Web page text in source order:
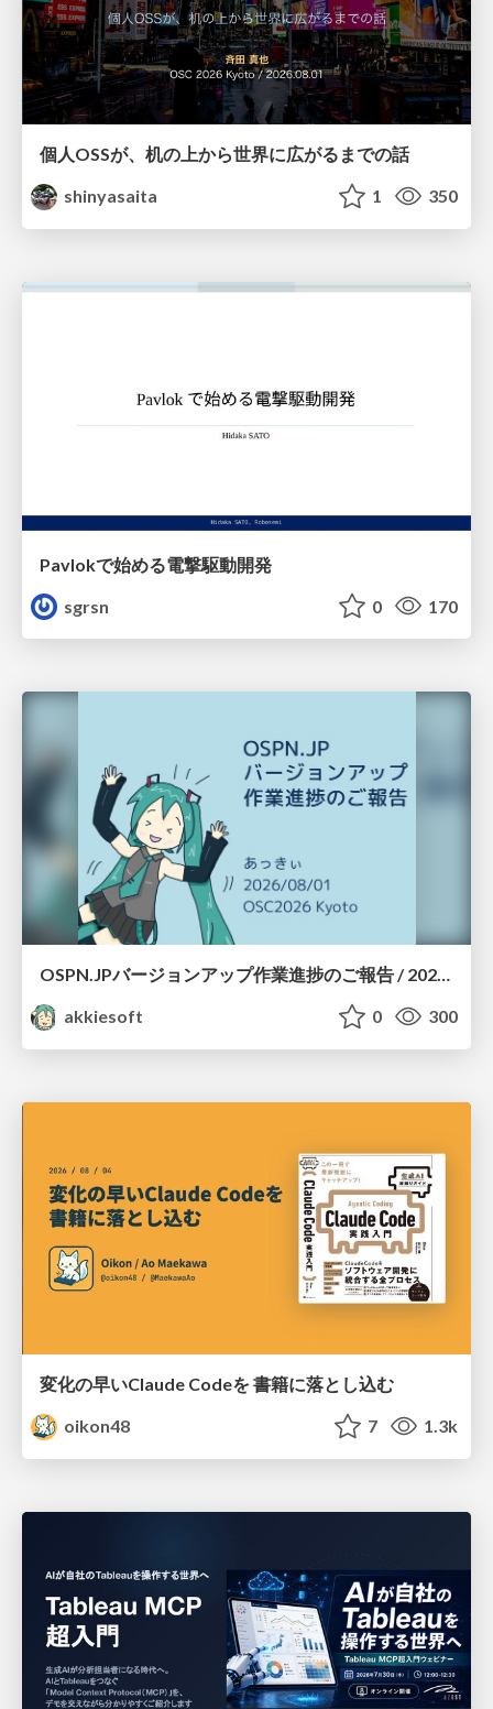
個人OSSが、机の上から世界に広がるまでの話
shinyasaita
1 350
Pavlokで始める電撃駆動開発
sgrsn
0 170
OSPN.JPバージョンアップ作業進捗のご報告 / 20260801-osc26kyoto
akkiesoft
0 300
変化の早いClaude Codeを 書籍に落とし込む
oikon48
7 1.3k